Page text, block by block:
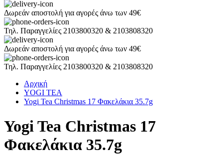
Δωρεάν αποστολή για αγορές άνω των 49€
Τηλ. Παραγγελίες 2103800320 & 2103808320
Δωρεάν αποστολή για αγορές άνω των 49€
Τηλ. Παραγγελίες 2103800320 & 2103808320
Αρχική
YOGI TEA
Yogi Tea Christmas 17 Φακελάκια 35.7g
Yogi Tea Christmas 17
Φακελάκια 35.7g